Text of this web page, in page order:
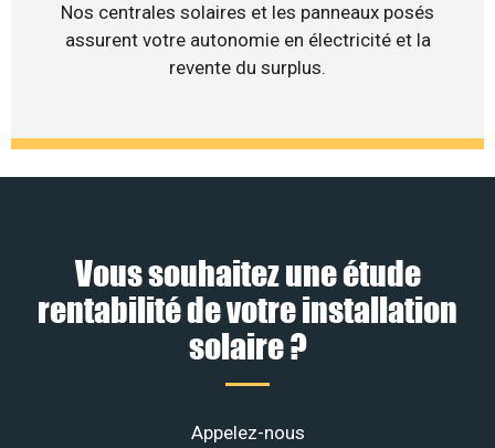
Nos centrales solaires et les panneaux posés
assurent votre autonomie en électricité et la
revente du surplus.
Vous souhaitez une étude
rentabilité de votre installation
solaire ?
Appelez-nous